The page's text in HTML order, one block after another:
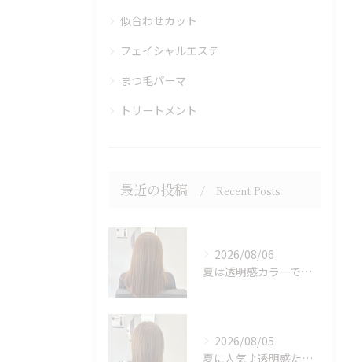
似合わせカット
フェイシャルエステ
まつ毛パーマ
トリートメント
最近の投稿 Recent Posts
2026/08/06
夏は透明感カラーでイメチェン♪ブリーチなしでも明るくできます！
2026/08/05
夏に人気♪透明感たっぷりミルクティーベージュカラー